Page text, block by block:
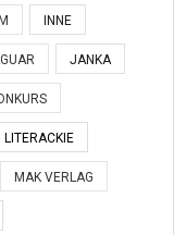
INNE
JANKA
LITERACKIE
MAK VERLAG